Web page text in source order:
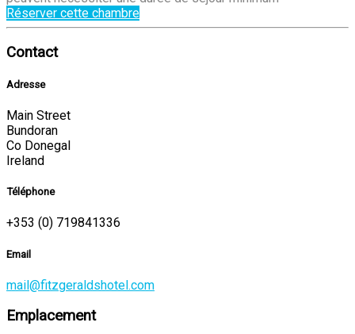
Réserver cette chambre
Contact
Adresse
Main Street
Bundoran
Co Donegal
Ireland
Téléphone
+353 (0) 719841336
Email
mail@fitzgeraldshotel.com
Emplacement